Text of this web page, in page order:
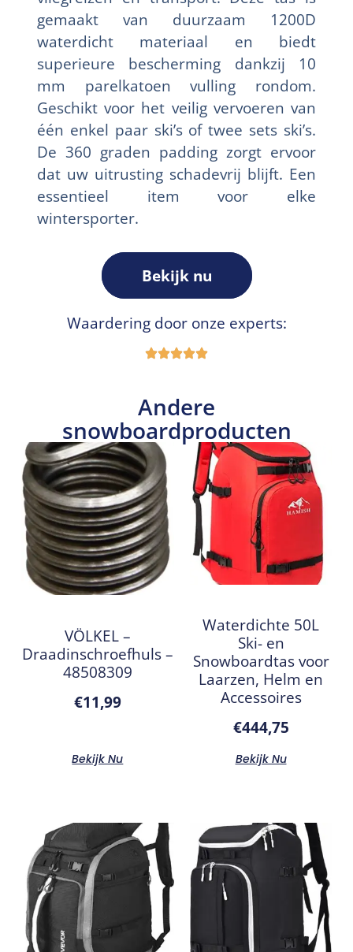
gemaakt van duurzaam 1200D
waterdicht materiaal en biedt
superieure bescherming dankzij 10
mm parelkatoen vulling rondom.
Geschikt voor het veilig vervoeren van
één enkel paar ski’s of twee sets ski’s.
De 360 graden padding zorgt ervoor
dat uw uitrusting schadevrij blijft. Een
essentieel item voor elke
wintersporter.
Bekijk nu
Waardering door onze experts:
Andere
snowboardproducten
VÖLKEL –
Draadinschroefhuls –
48508309
€11,99
Bekijk Nu
Waterdichte 50L
Ski- en
Snowboardtas voor
Laarzen, Helm en
Accessoires
€444,75
Bekijk Nu